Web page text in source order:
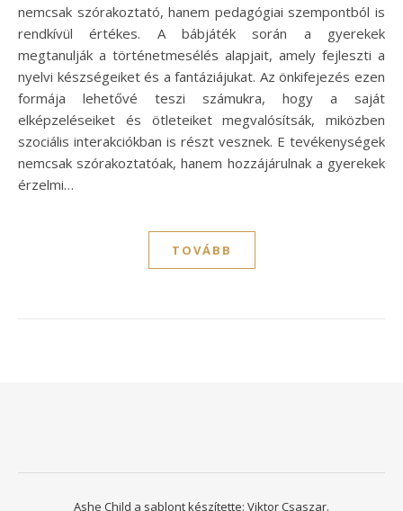
nemcsak szórakoztató, hanem pedagógiai szempontból is
rendkívül értékes. A bábjáték során a gyerekek
megtanulják a történetmesélés alapjait, amely fejleszti a
nyelvi készségeiket és a fantáziájukat. Az önkifejezés ezen
formája lehetővé teszi számukra, hogy a saját
elképzeléseiket és ötleteiket megvalósítsák, miközben
szociális interakciókban is részt vesznek. E tevékenységek
nemcsak szórakoztatóak, hanem hozzájárulnak a gyerekek
érzelmi…
TOVÁBB
Ashe Child a sablont készítette: Viktor Csaszar.